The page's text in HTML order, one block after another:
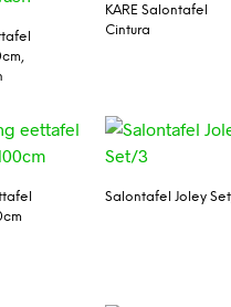
KARE Salontafel
Cintura
Salontafel Joley